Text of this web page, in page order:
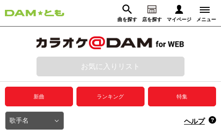
曲を探す 店を探す マイページ メニュー
動画からさがす 録音からさがす
ログイン
プレミアムサービス
DAM★とも動画
お気に入りリスト
新曲 ランキング 特集
ヘルプ